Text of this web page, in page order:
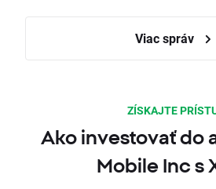
Viac správ
ZÍSKAJTE
Ako investovať do
Mobile Inc s